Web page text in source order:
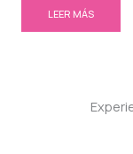
LEER MÁS